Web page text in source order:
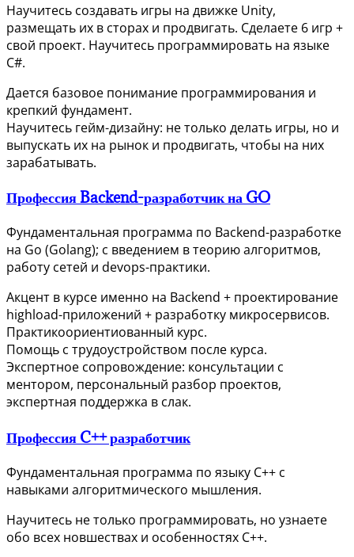
Научитесь создавать игры на движке Unity,
размещать их в сторах и продвигать. Сделаете 6 игр +
свой проект. Научитесь программировать на языке
С#.
Дается базовое понимание программирования и
крепкий фундамент.
Научитесь гейм-дизайну: не только делать игры, но и
выпускать их на рынок и продвигать, чтобы на них
зарабатывать.
Профессия Backend-разработчик на GO
Фундаментальная программа по Backend-разработке
на Go (Golang); с введением в теорию алгоритмов,
работу сетей и devops-практики.
Акцент в курсе именно на Backend + проектирование
highload-приложений + разработку микросервисов.
Практикоориентиованный курс.
Помощь с трудоустройством после курса.
Экспертное сопровождение: консультации с
ментором, персональный разбор проектов,
экспертная поддержка в слак.
Профессия C++ разработчик
Фундаментальная программа по языку C++ с
навыками алгоритмического мышления.
Научитесь не только программировать, но узнаете
обо всех новшествах и особенностях C++.